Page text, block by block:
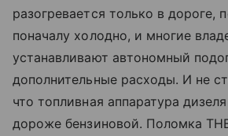
разогревается только в дороге,
поначалу холодно, и многие
устанавливают автономный
дополнительные расходы. И не
что топливная аппаратура
дороже бензиновой. Поломка